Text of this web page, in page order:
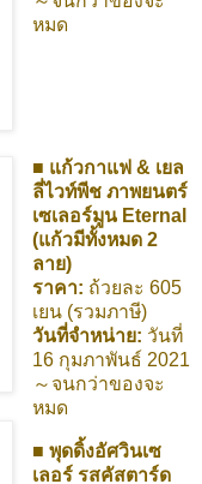
หมด
■ แก้วกาแฟ & เยล
ลี่ไวท์พีช ภาพยนตร์
เซเลอร์มูน Eternal
(แก้วมีทั้งหมด 2
ลาย)
ราคา: ถ้วยละ 605
เยน (รวมภาษี)
วันที่จำหน่าย: วันที่
16 กุมภาพันธ์ 2021
～จนกว่าของจะ
หมด
■ พุดดิ้งอัศวินเซ
เลอร์ รสคัสตาร์ด